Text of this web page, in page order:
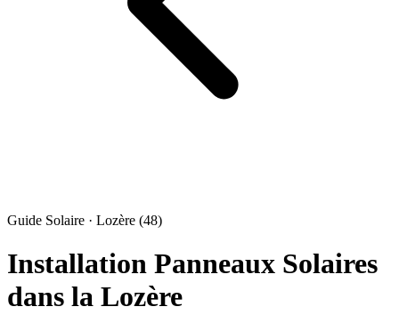
Guide Solaire · Lozère (48)
Installation Panneaux Solaires
dans la Lozère